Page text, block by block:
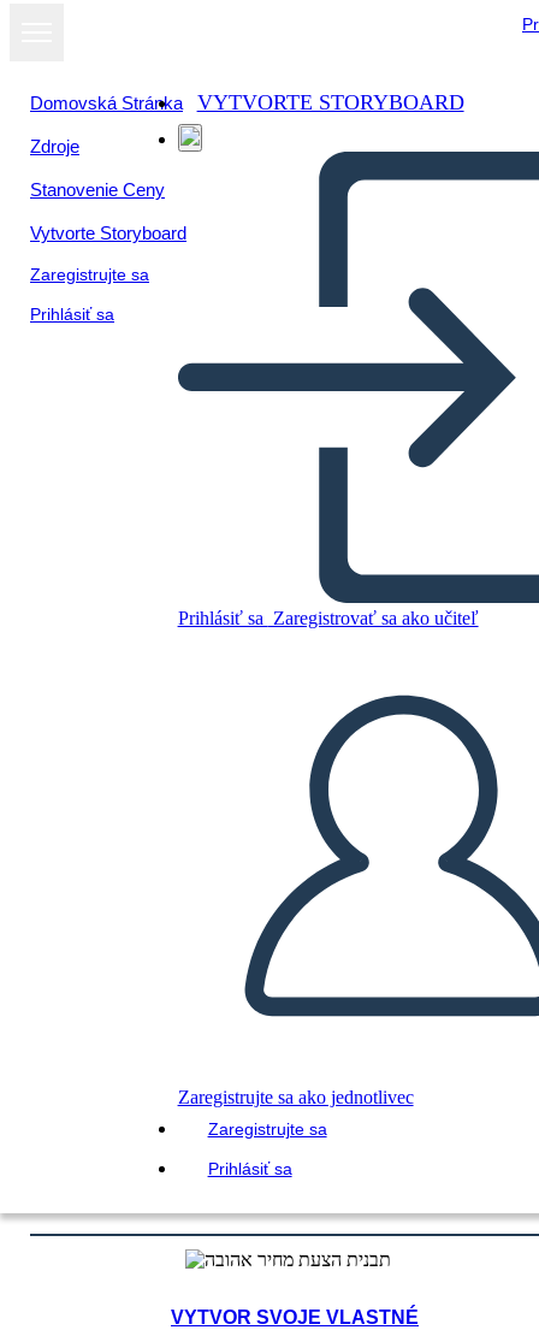
Domovská Stránka
Zdroje
Stanovenie Ceny
Vytvorte Storyboard
Zaregistrujte sa
Prihlásiť sa
VYTVORTE STORYBOARD
Prihlásiť sa Zaregistrovať sa ako učiteľ
Zaregistrujte sa ako jednotlivec
Zaregistrujte sa
Prihlásiť sa
תבנית הצעת מחיר אהובה
Skopírujte tento Storyboard
VYTVORIŤ STORYBOARD
VYTVOR SVOJE VLASTNÉ